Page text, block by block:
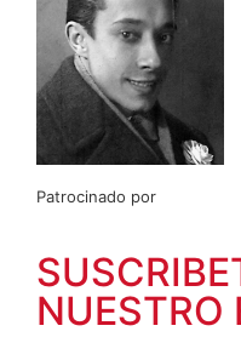
Patrocinado por
NUESTRO